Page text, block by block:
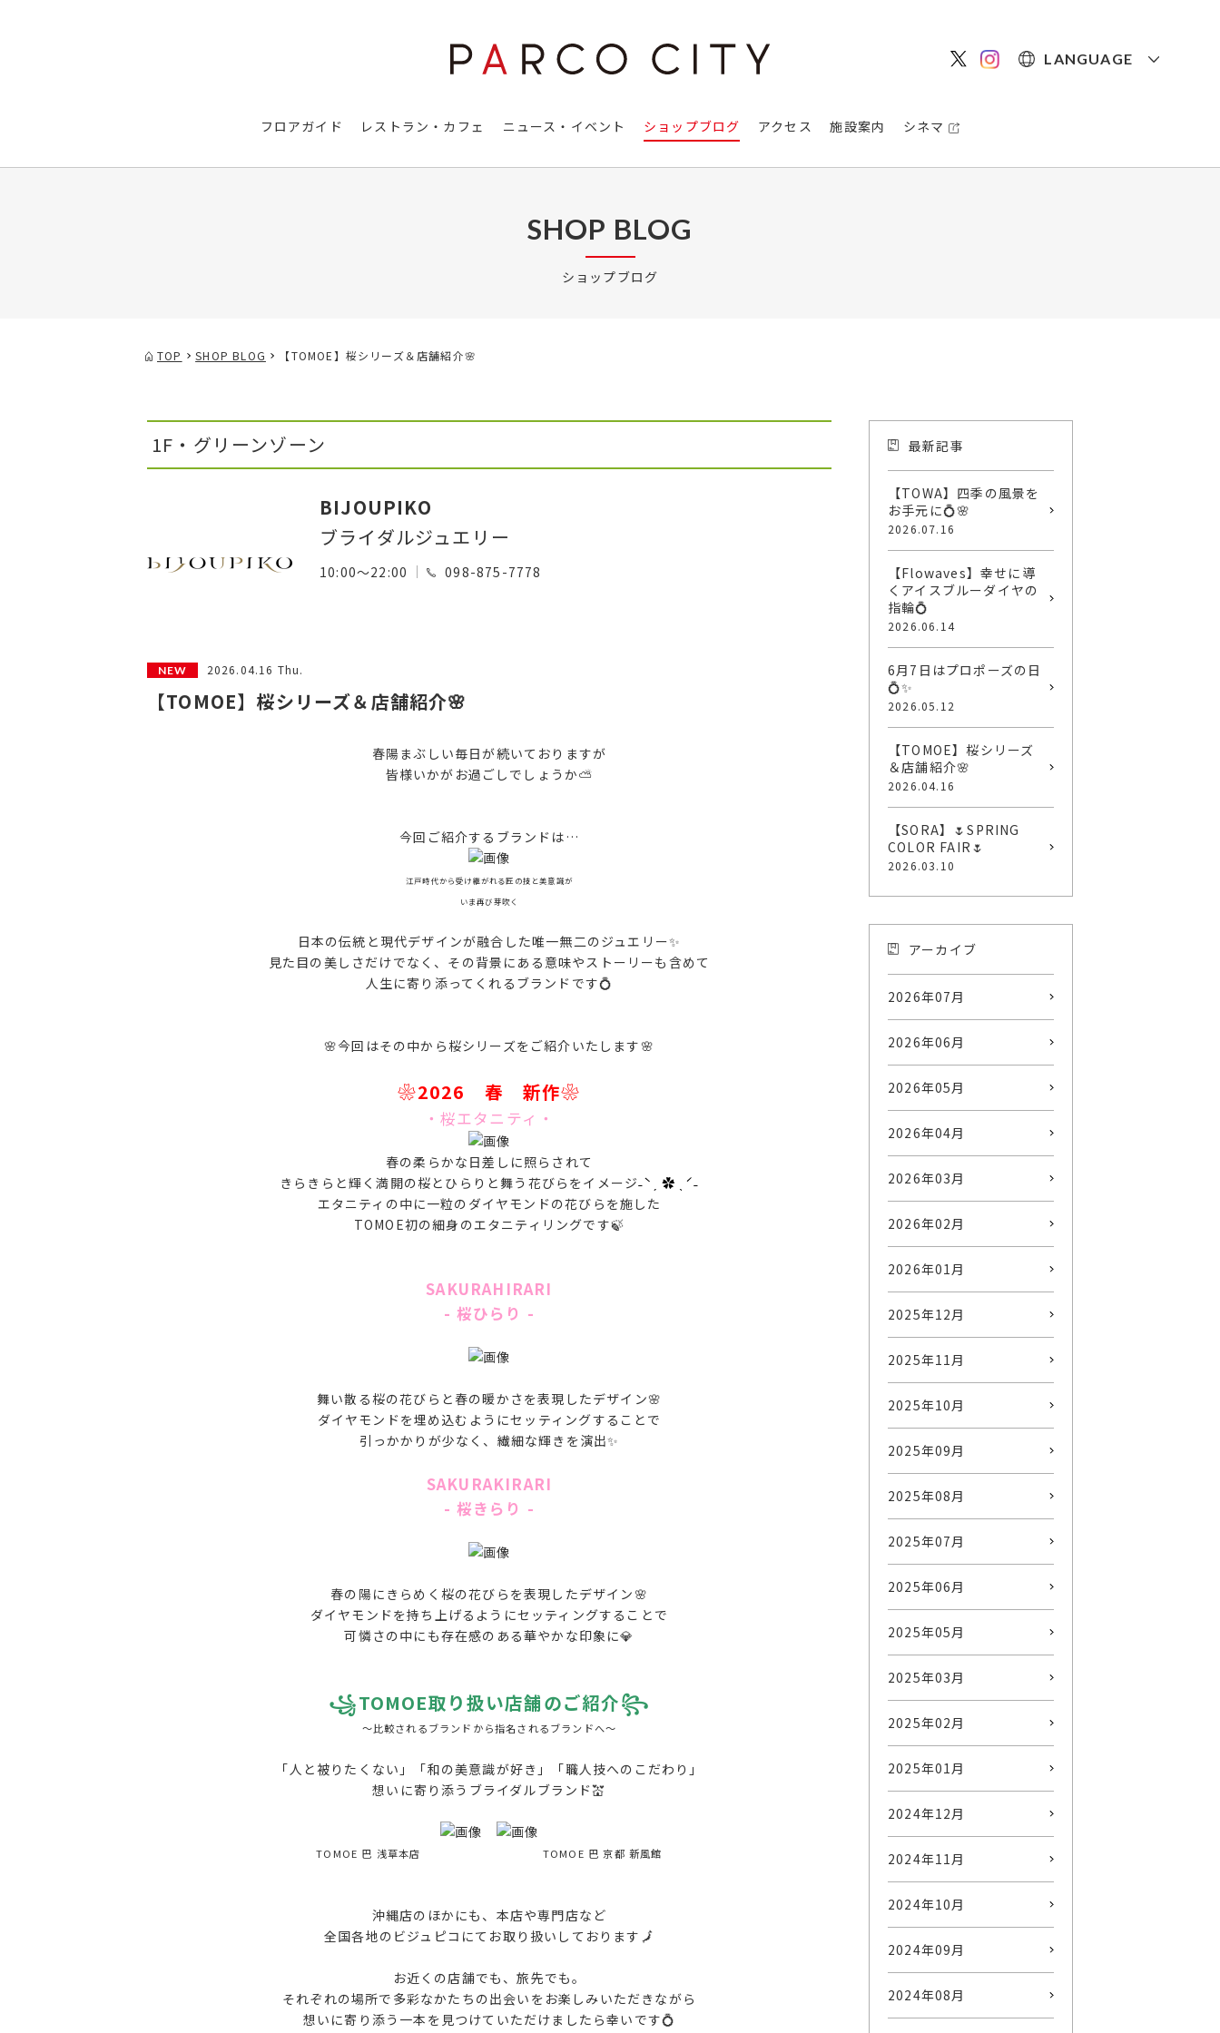
LANGUAGE
フロアガイド レストラン・カフェ ニュース・イベント ショップブログ アクセス 施設案内 シネマ
SHOP BLOG
ショップブログ
TOP SHOP BLOG 【TOMOE】桜シリーズ＆店舗紹介🌸
1F・グリーンゾーン
BIJOUPIKO
ブライダルジュエリー
10:00～22:00 098-875-7778
2026.04.16 Thu.
【TOMOE】桜シリーズ＆店舗紹介🌸
春陽まぶしい毎日が続いておりますが
皆様いかがお過ごしでしょうか⛅
今回ご紹介するブランドは…
江戸時代から受け継がれる匠の技と美意識が
いま再び芽吹く
日本の伝統と現代デザインが融合した唯一無二のジュエリー✨
見た目の美しさだけでなく、その背景にある意味やストーリーも含めて
人生に寄り添ってくれるブランドです💍
🌸今回はその中から桜シリーズをご紹介いたします🌸
❀2026 春 新作❀
・桜エタニティ・
春の柔らかな日差しに照らされて
きらきらと輝く満開の桜とひらりと舞う花びらをイメージ˗ˋˏ ✿ ˎˊ˗
エタニティの中に一粒のダイヤモンドの花びらを施した
TOMOE初の細身のエタニティリングです🍃
SAKURAHIRARI
- 桜ひらり -
舞い散る桜の花びらと春の暖かさを表現したデザイン🌸
ダイヤモンドを埋め込むようにセッティングすることで
引っかかりが少なく、繊細な輝きを演出✨
SAKURAKIRARI
- 桜きらり -
春の陽にきらめく桜の花びらを表現したデザイン🌸
ダイヤモンドを持ち上げるようにセッティングすることで
可憐さの中にも存在感のある華やかな印象に💎
꧁TOMOE取り扱い店舗のご紹介꧂
～比較されるブランドから指名されるブランドへ～
「人と被りたくない」「和の美意識が好き」「職人技へのこだわり」
想いに寄り添うブライダルブランド💒
TOMOE 巴 浅草本店 TOMOE 巴 京都 新風館
沖縄店のほかにも、本店や専門店など
全国各地のビジュピコにてお取り扱いしております🗾
お近くの店舗でも、旅先でも。
それぞれの場所で多彩なかたちの出会いをお楽しみいただきながら
想いに寄り添う一本を見つけていただけましたら幸いです💍
最新記事
【TOWA】四季の風景を
お手元に💍🌸
2026.07.16
【Flowaves】幸せに導
くアイスブルーダイヤの
指輪💍
2026.06.14
6月7日はプロポーズの日
💍✨
2026.05.12
【TOMOE】桜シリーズ
＆店舗紹介🌸
2026.04.16
【SORA】🌷SPRING
COLOR FAIR🌷
2026.03.10
アーカイブ
2026年07月
2026年06月
2026年05月
2026年04月
2026年03月
2026年02月
2026年01月
2025年12月
2025年11月
2025年10月
2025年09月
2025年08月
2025年07月
2025年06月
2025年05月
2025年03月
2025年02月
2025年01月
2024年12月
2024年11月
2024年10月
2024年09月
2024年08月